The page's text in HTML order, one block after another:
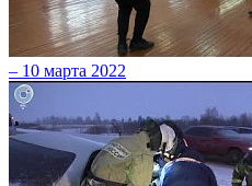
– 10 марта 2022